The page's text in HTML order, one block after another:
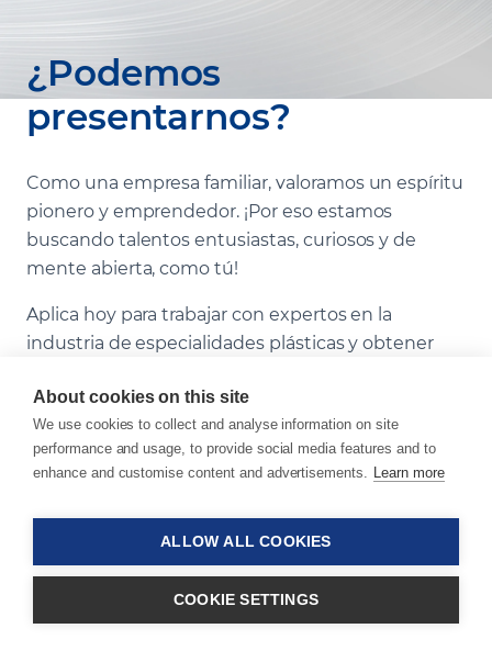
¿Podemos
presentarnos?
Como una empresa familiar, valoramos un espíritu
pionero y emprendedor. ¡Por eso estamos
buscando talentos entusiastas, curiosos y de
mente abierta, como tú!
Aplica hoy para trabajar con expertos en la
industria de especialidades plásticas y obtener
Comience su historia de
éxito en Sukano
About cookies on this site
We use cookies to collect and analyse information on site
performance and usage, to provide social media features and to
enhance and customise content and advertisements. Learn more
ALLOW ALL COOKIES
COOKIE SETTINGS